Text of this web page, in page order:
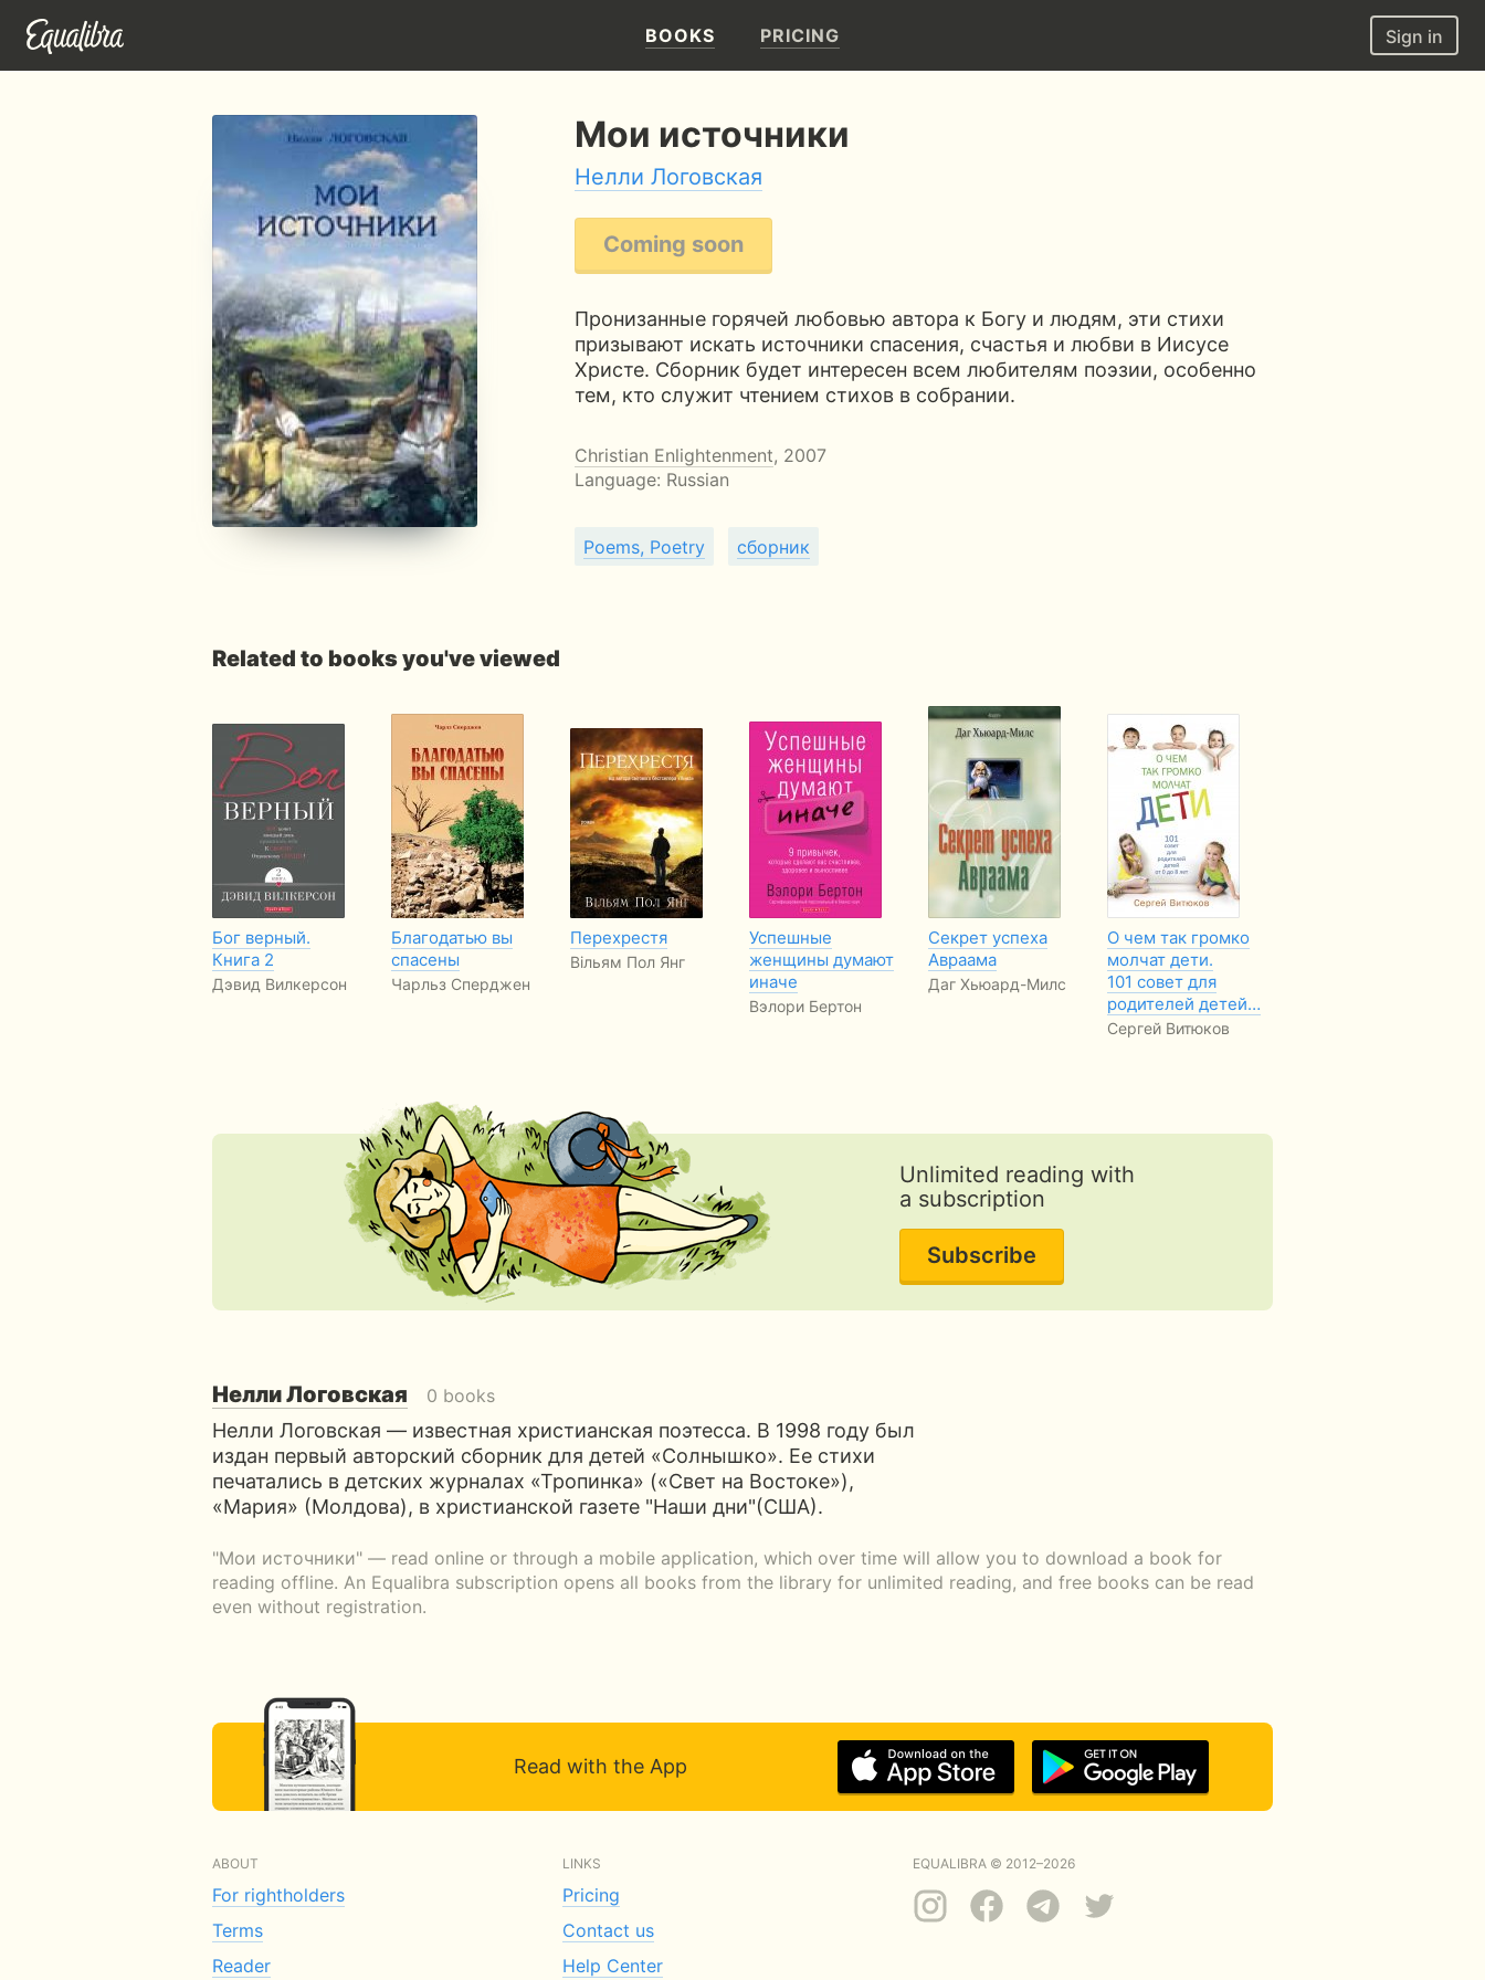
BOOKS PRICING Sign in
Мои источники
Нелли Логовская
Coming soon
Пронизанные горячей любовью автора к Богу и людям, эти стихи
призывают искать источники спасения, счастья и любви в Иисусе
Христе. Сборник будет интересен всем любителям поэзии, особенно
тем, кто служит чтением стихов в собрании.
Christian Enlightenment, 2007
Language: Russian
Poems, Poetry сборник
Related to books you've viewed
Бог верный.
Книга 2
Дэвид Вилкерсон
Благодатью вы
спасены
Чарльз Сперджен
Перехрестя
Вільям Пол Янг
Успешные
женщины думают
иначе
Вэлори Бертон
Секрет успеха
Авраама
Даг Хьюард-Милс
О чем так громко
молчат дети.
101 совет для
родителей детей…
Сергей Витюков
Unlimited reading with
a subscription
Subscribe
Нелли Логовская 0 books
Нелли Логовская — известная христианская поэтесса. В 1998 году был
издан первый авторский сборник для детей «Солнышко». Ее стихи
печатались в детских журналах «Тропинка» («Свет на Востоке»),
«Мария» (Молдова), в христианской газете "Наши дни"(США).
"Мои источники" — read online or through a mobile application, which over time will allow you to download a book for
reading offline. An Equalibra subscription opens all books from the library for unlimited reading, and free books can be read
even without registration.
Read with the App
ABOUT
For rightholders
Terms
Reader
LINKS
Pricing
Contact us
Help Center
EQUALIBRA © 2012–2026